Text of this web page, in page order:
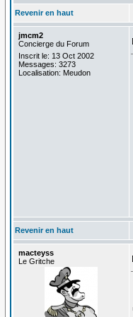
Revenir en haut
jmcm2
Concierge du Forum
Inscrit le: 13 Oct 2002
Messages: 3273
Localisation: Meudon
Revenir en haut
macteyss
Le Gritche